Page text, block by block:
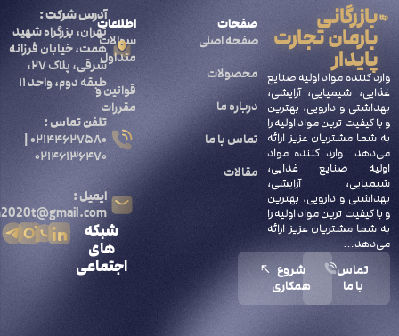
بازرگانی
بارمان تجارت
پایدار
وارد کننده مواد اولیه صنایع
غذایی، شیمیایی، آرایشی،
بهداشتی و دارویی، بهترین
و با کیفیت ترین مواد اولیه را
به شما مشتریان عزیز ارائه
می‌دهد…وارد کننده مواد
اولیه صنایع غذایی،
شیمیایی، آرایشی،
بهداشتی و دارویی، بهترین
و با کیفیت ترین مواد اولیه را
به شما مشتریان عزیز ارائه
می‌دهد…
تماس
با ما
شروع
همکاری
صفحات
صفحه اصلی
محصولات
درباره ما
تماس با ما
مقالات
اطلاعات
سوالات
متداول
قوانین و
مقررات
آدرس شرکت :
تهران، بزرگراه شهید
همت، خیابان فرزانه
شرقی، پلاک ۲۷،
طبقه دوم، واحد ۱۱
تلفن تماس :
۰۲۱۴۴۶۲۷۵۸۰ |
۰۲۱۴۶۱۳۶۴۷۰
ایمیل :
شبکه
های
اجتماعی